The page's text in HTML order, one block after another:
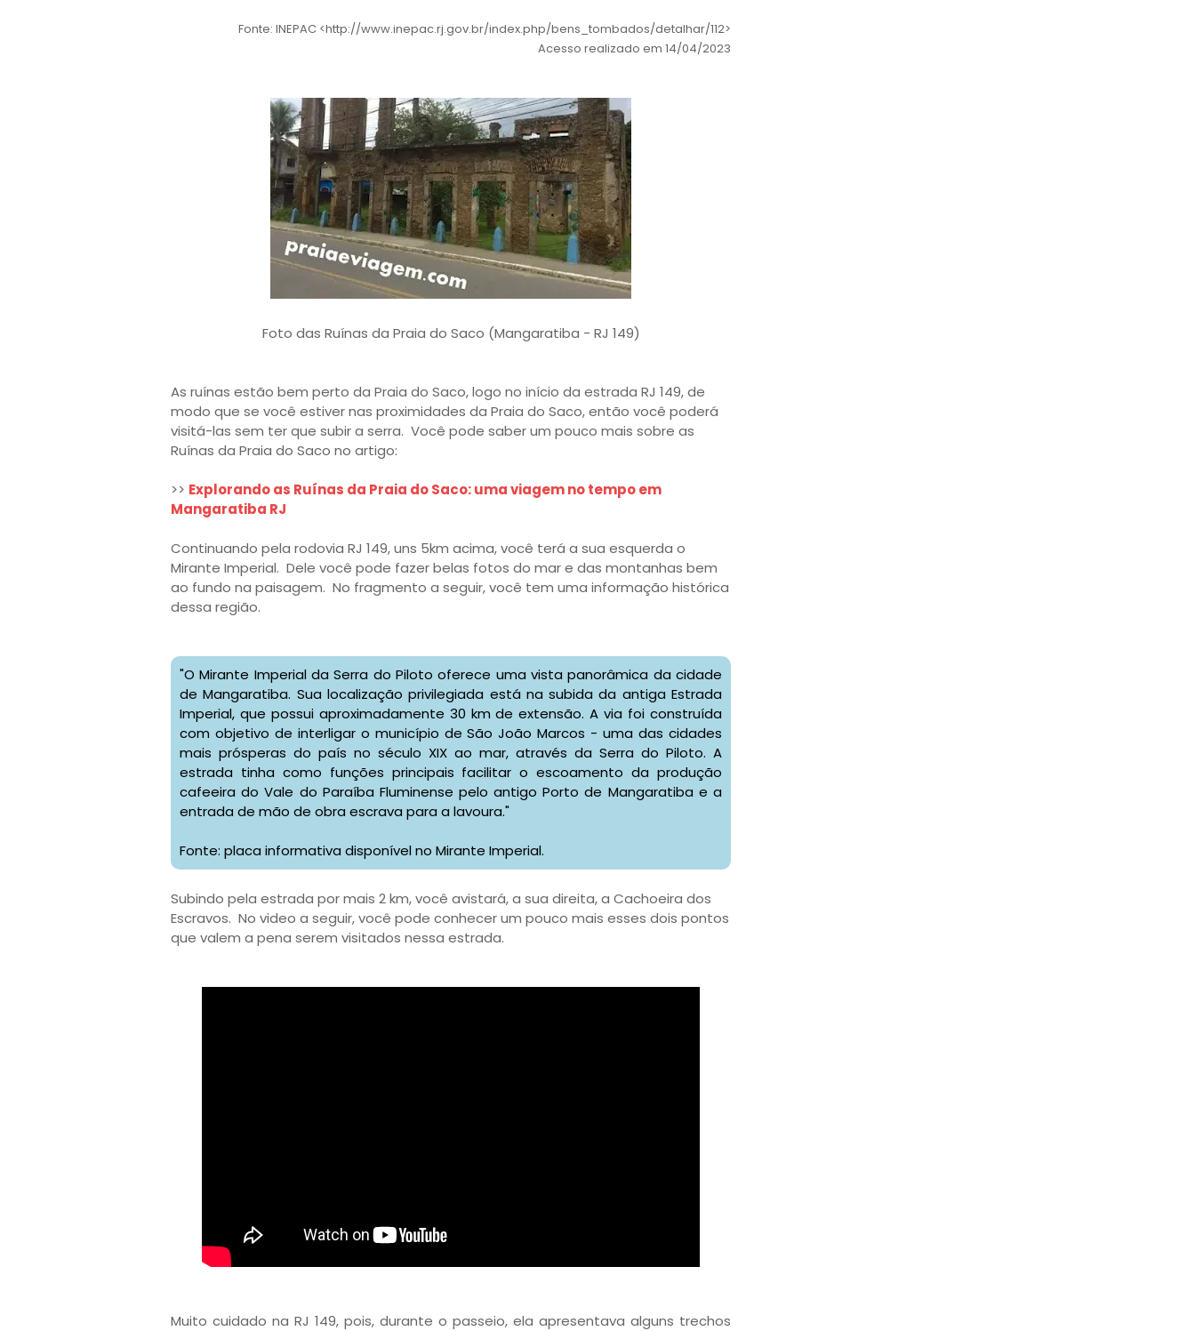
Fonte: INEPAC <http://www.inepac.rj.gov.br/index.php/bens_tombados/detalhar/112>
Acesso realizado em 14/04/2023
Foto das Ruínas da Praia do Saco (Mangaratiba - RJ 149)
As ruínas estão bem perto da Praia do Saco, logo no início da estrada RJ 149, de
modo que se você estiver nas proximidades da Praia do Saco, então você poderá
visitá-las sem ter que subir a serra. Você pode saber um pouco mais sobre as
Ruínas da Praia do Saco no artigo:
>> Explorando as Ruínas da Praia do Saco: uma viagem no tempo em
Mangaratiba RJ
Continuando pela rodovia RJ 149, uns 5km acima, você terá a sua esquerda o
Mirante Imperial. Dele você pode fazer belas fotos do mar e das montanhas bem
ao fundo na paisagem. No fragmento a seguir, você tem uma informação histórica
dessa região.
"O Mirante Imperial da Serra do Piloto oferece uma vista panorâmica da cidade
de Mangaratiba. Sua localização privilegiada está na subida da antiga Estrada
Imperial, que possui aproximadamente 30 km de extensão. A via foi construída
com objetivo de interligar o município de São João Marcos - uma das cidades
mais prósperas do país no século XIX ao mar, através da Serra do Piloto. A
estrada tinha como funções principais facilitar o escoamento da produção
cafeeira do Vale do Paraíba Fluminense pelo antigo Porto de Mangaratiba e a
entrada de mão de obra escrava para a lavoura."
Fonte: placa informativa disponível no Mirante Imperial.
Subindo pela estrada por mais 2 km, você avistará, a sua direita, a Cachoeira dos
Escravos. No video a seguir, você pode conhecer um pouco mais esses dois pontos
que valem a pena serem visitados nessa estrada.
Muito cuidado na RJ 149, pois, durante o passeio, ela apresentava alguns trechos